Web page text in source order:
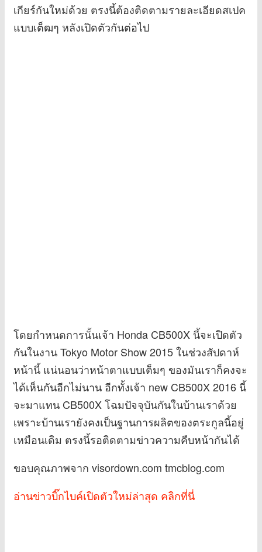
เกียร์กันใหม่ด้วย ตรงนี้ต้องติดตามรายละเอียดสเปค
แบบเต็ฒๆ หลังเปิดตัวกันต่อไป
โดยกำหนดการนั้นเจ้า Honda CB500X นี้จะเปิดตัว
กันในงาน Tokyo Motor Show 2015 ในช่วงสัปดาห์
หน้านี้ แน่นอนว่าหน้าตาแบบเต็มๆ ของมันเราก็คงจะ
ได้เห็นกันอีกไม่นาน อีกทั้งเจ้า new CB500X 2016 นี้
จะมาแทน CB500X โฉมปัจจุบันกันในบ้านเราด้วย
เพราะบ้านเรายังคงเป็นฐานการผลิตของตระกูลนี้อยู่
เหมือนเดิม ตรงนี้รอติดตามข่าวความคืบหน้ากันได้
ขอบคุณภาพจาก visordown.com tmcblog.com
อ่านข่าวบิ๊กไบค์เปิดตัวใหม่ล่าสุด คลิกที่นี่